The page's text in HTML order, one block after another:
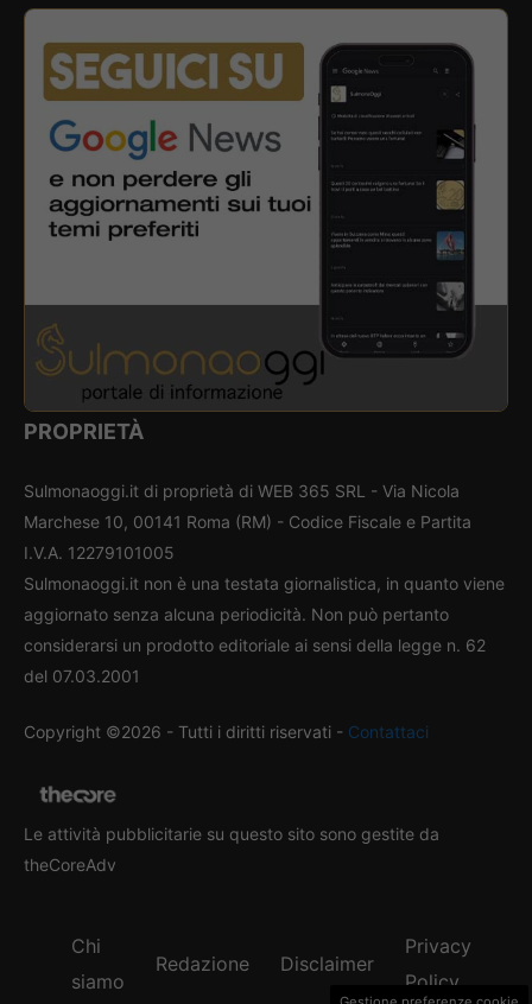
PROPRIETÀ
Sulmonaoggi.it di proprietà di WEB 365 SRL - Via Nicola
Marchese 10, 00141 Roma (RM) - Codice Fiscale e Partita
I.V.A. 12279101005
Sulmonaoggi.it non è una testata giornalistica, in quanto viene
aggiornato senza alcuna periodicità. Non può pertanto
considerarsi un prodotto editoriale ai sensi della legge n. 62
del 07.03.2001
Copyright ©2026 - Tutti i diritti riservati - Contattaci
Le attività pubblicitarie su questo sito sono gestite da
theCoreAdv
Chi
siamo
Redazione Disclaimer
Privacy
Policy